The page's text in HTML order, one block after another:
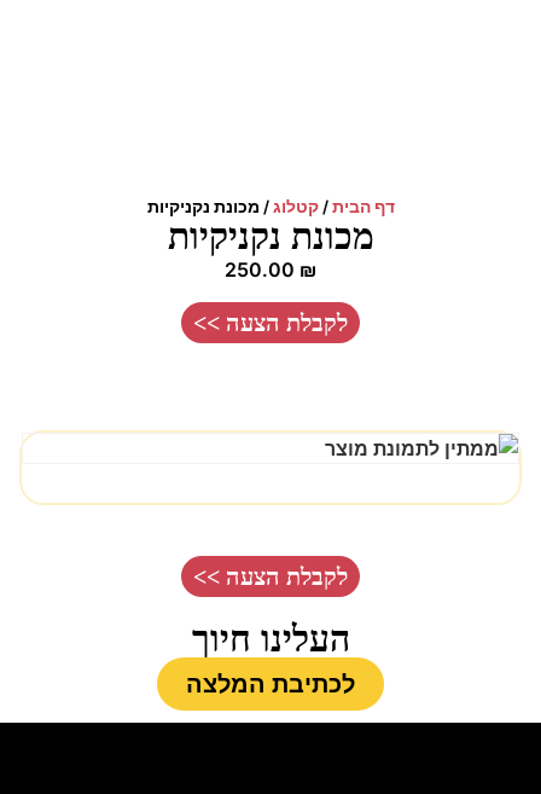
דף הבית/קטלוג/ מכונת נקניקיות
מכונת נקניקיות
250.00 ₪
לקבלת הצעה >>
לקבלת הצעה >>
העלינו חיוך
לכתיבת המלצה